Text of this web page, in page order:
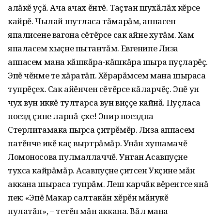
алăкĕ уçă. Ача ачах ĕнтĕ. Таçтан шухăлăх кĕрсе
кайрĕ. Чылай шутласа тăмарăм, аппасен
япалисене вагона сĕтĕрсе сак айне хутăм. Хам
япаласем хыçне пытантăм. Евгенипе Лиза
аппасем мана кăшкăра-кăшкăра шыра пуçларĕç.
Эпĕ чĕнме те хăратăп. Хĕрарăмсем мана шыраса
тупрĕçех. Сак айĕнчен сĕтĕрсе кăларчĕç. Эпĕ ун
чух вун иккĕ тултарса вун виççе кайнă. Пуçласа
поезд çине ларнă-çке! Эпир поездпа
Стерлитамака пырса çитрĕмĕр. Лиза аппасем
патĕнче икĕ каç выртрăмăр. Унăн хушамачĕ
Ломоносова пулмаллаччĕ. Унтан Асавпуçне
тухса кайрăмăр. Асавпуçне çитсен Укçине мăн
аккана шыраса тупрăм. Леш карчăк вĕрентсе янă
пек: «Эпĕ Макар салтакăн хĕрĕн мăнукĕ
пулатăп», – тетĕп мăн аккана. Вăл мана